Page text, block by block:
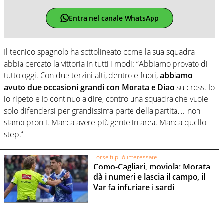
Entra nel canale WhatsApp
Il tecnico spagnolo ha sottolineato come la sua squadra
abbia cercato la vittoria in tutti i modi: “Abbiamo provato di
tutto oggi. Con due terzini alti, dentro e fuori,abbiamo
avuto due occasioni grandi con Morata e Diao su cross. Io
lo ripeto e lo continuo a dire, contro una squadra che vuole
solo difendersi per grandissima parte della partita… non
siamo pronti. Manca avere più gente in area. Manca quello
step.”
Forse ti può interessare
Como-Cagliari, moviola: Morata
dà i numeri e lascia il campo, il
Var fa infuriare i sardi